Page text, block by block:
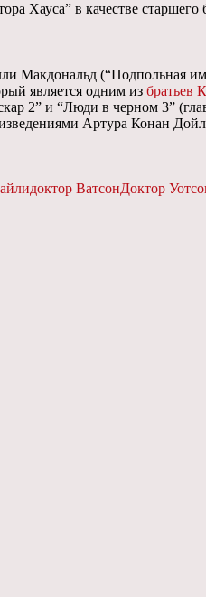
Хауса” в качестве старшего
Макдональд (“Подпольная
является одним из братьев
2” и “Люди в черном 3”
Артура Конан
доктор ВатсонДоктор